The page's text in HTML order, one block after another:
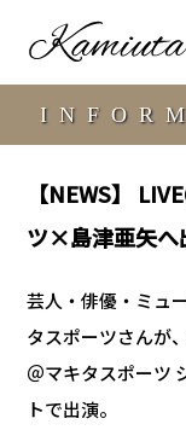
【NEWS】
ツ×島津亜矢へ
芸人・俳優・ミュ
タスポーツさんが
＠マキタスポーツ
トで出演。